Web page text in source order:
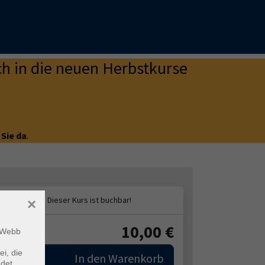
in die neuen Herbstkurse
da.
10,00 €
In den Warenkorb
die
×